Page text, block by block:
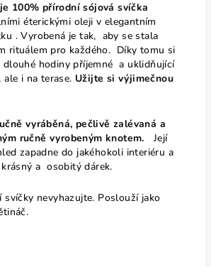
100% přírodní sójová svíčka
éterickými oleji v elegantním
. Vyrobená je tak, aby se stala
rituálem pro každého. Díky tomu si
dlouhé hodiny příjemné a uklidňující
ale i na terase. Užijte si výjimečnou
vyráběná, pečlivě zalévaná a
ručně vyrobeným knotem. Její
zapadne do jakéhokoli interiéru a
a osobitý dárek.
svíčky nevyhazujte. Poslouží jako